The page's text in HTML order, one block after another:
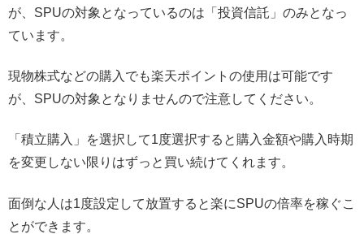
が、SPUの対象となっているのは「投資信託」のみとなっ
ています。
現物株式などの購入でも楽天ポイントの使用は可能です
が、SPUの対象となりませんので注意してください。
「積立購入」を選択して1度選択すると購入金額や購入時期
を変更しない限りはずっと買い続けてくれます。
面倒な人は1度設定して放置すると楽にSPUの倍率を稼ぐこ
とができます。